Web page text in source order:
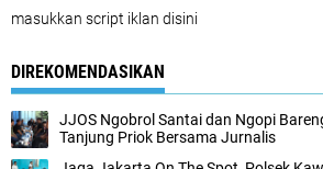
masukkan script iklan disini
DIREKOMENDASIKAN
JJOS Ngobrol Santai dan Ngopi
Tanjung Priok Bersama Jurnalis